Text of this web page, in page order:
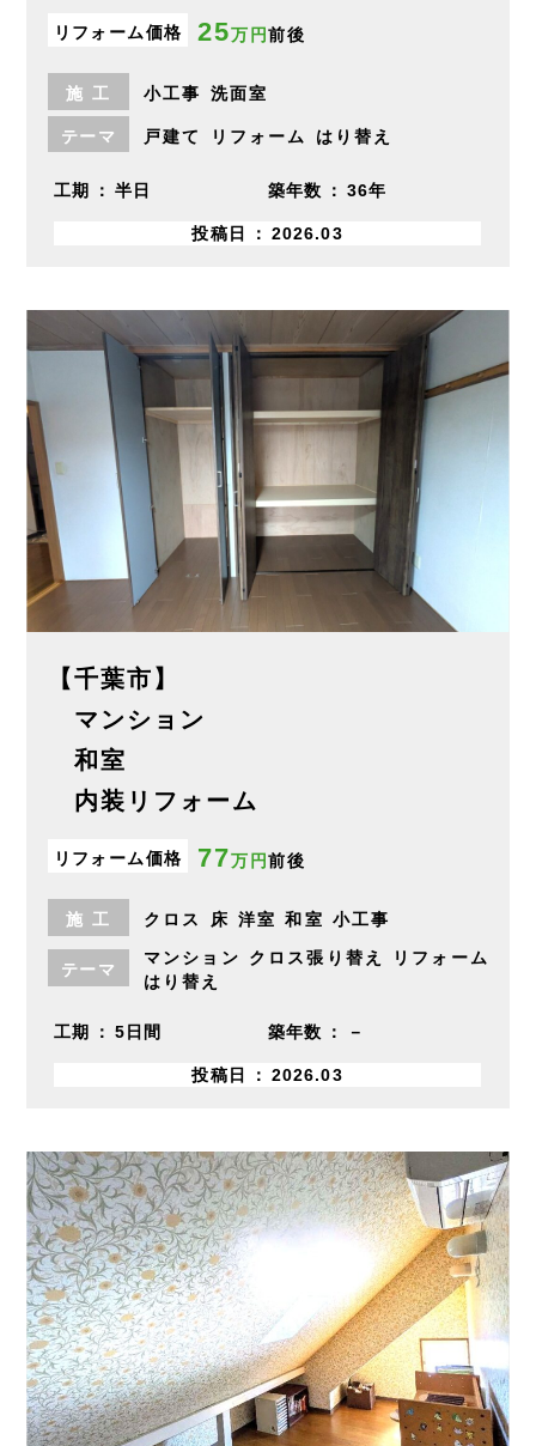
リフォーム価格 25万円前後
施 工 小工事 洗面室
テーマ 戸建て リフォーム はり替え
工期 半日 築年数 36年
投稿日 2026.03
【千葉市】
マンション
和室
内装リフォーム
リフォーム価格 77万円前後
施 工 クロス 床 洋室 和室 小工事
テーマ
マンション クロス張り替え
リフォーム
はり替え
工期 5日間 築年数 －
投稿日 2026.03